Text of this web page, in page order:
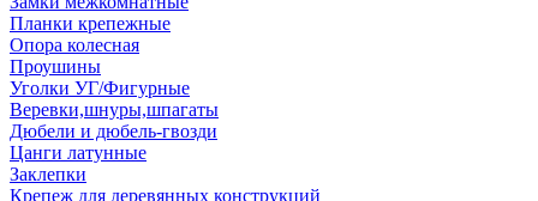
Планки крепежные
Опора колесная
Проушины
Уголки УГ/Фигурные
Веревки,шнуры,шпагаты
Дюбели и дюбель-гвозди
Цанги латунные
Заклепки
Крепеж для деревянных конструкций